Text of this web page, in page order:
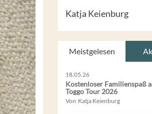
Katja Keienburg
Meistgelesen
18.05.26
Kostenloser Familienspaß
Toggo Tour 2026
Von Katja Keienburg